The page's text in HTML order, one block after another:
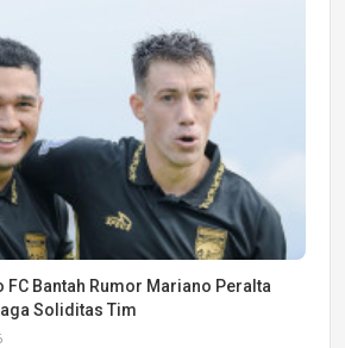
FC Bantah Rumor Mariano Peralta
Soliditas Tim